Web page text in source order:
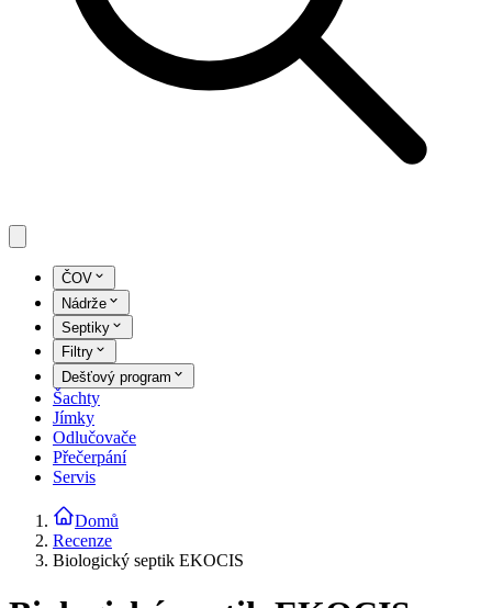
ČOV
Nádrže
Septiky
Filtry
Dešťový program
Šachty
Jímky
Odlučovače
Přečerpání
Servis
Domů
Recenze
Biologický septik EKOCIS